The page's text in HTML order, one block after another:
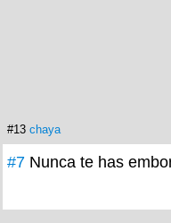
#13 chaya
#7 Nunca te has